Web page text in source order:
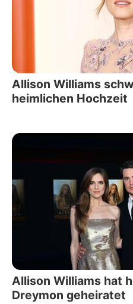
Allison Williams
heimlichen Hochzeit
Allison Williams hat
Dreymon geheiratet